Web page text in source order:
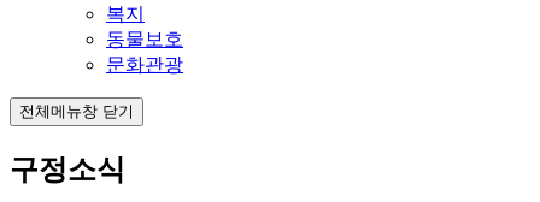
복지
동물보호
문화관광
전체메뉴창 닫기
구정소식